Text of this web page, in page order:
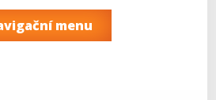
menu